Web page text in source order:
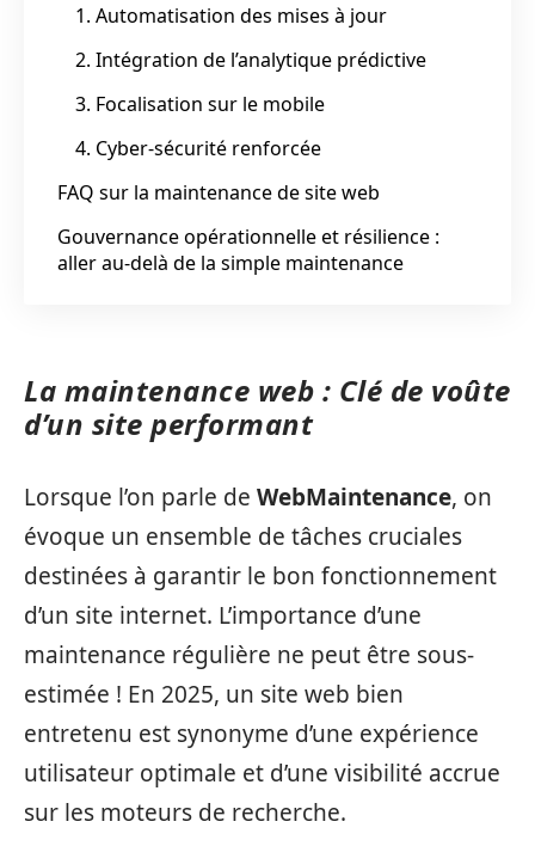
1. Automatisation des mises à jour
2. Intégration de l’analytique prédictive
3. Focalisation sur le mobile
4. Cyber-sécurité renforcée
FAQ sur la maintenance de site web
Gouvernance opérationnelle et résilience :
aller au‑delà de la simple maintenance
La maintenance web : Clé de voûte
d’un site performant
Lorsque l’on parle de WebMaintenance, on
évoque un ensemble de tâches cruciales
destinées à garantir le bon fonctionnement
d’un site internet. L’importance d’une
maintenance régulière ne peut être sous-
estimée ! En 2025, un site web bien
entretenu est synonyme d’une expérience
utilisateur optimale et d’une visibilité accrue
sur les moteurs de recherche.